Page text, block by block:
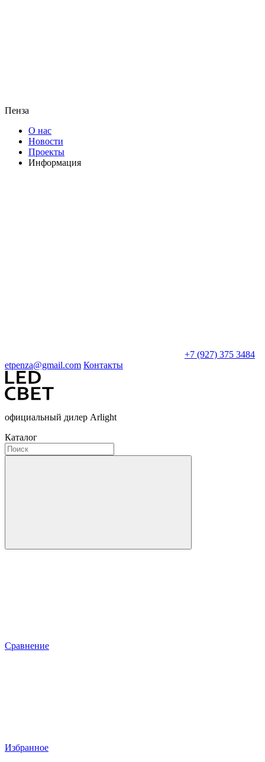
Пенза
О нас
Новости
Проекты
Информация
+7 (927) 375 3484
etpenza@gmail.com Контакты
официальный дилер Arlight
Каталог
Сравнение
Избранное